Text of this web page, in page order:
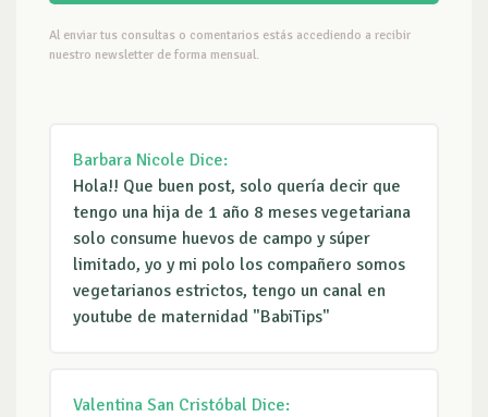
Al enviar tus consultas o comentarios estás accediendo a recibir
nuestro newsletter de forma mensual.
Barbara Nicole Dice:
Hola!! Que buen post, solo quería decir que
tengo una hija de 1 año 8 meses vegetariana
solo consume huevos de campo y súper
limitado, yo y mi polo los compañero somos
vegetarianos estrictos, tengo un canal en
youtube de maternidad "BabiTips"
Valentina San Cristóbal Dice: